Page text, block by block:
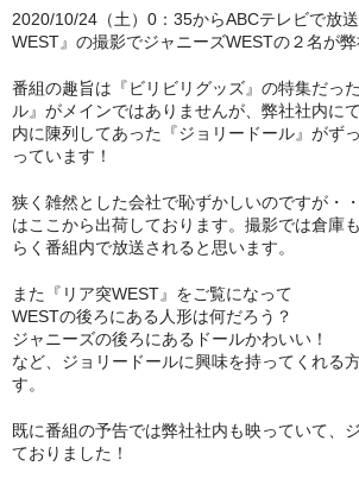
2020/10/24（土）0：35からABCテレビで放
WEST』の撮影でジャニーズWESTの２名が弊
番組の趣旨は『ビリビリグッズ』の特集だっ
ル』がメインではありませんが、弊社社内に
内に陳列してあった『ジョリードール』がず
っています！
狭く雑然とした会社で恥ずかしいのですが・
はここから出荷しております。撮影では倉庫
らく番組内で放送されると思います。
また『リア突WEST』をご覧になって
WESTの後ろにある人形は何だろう？
ジャニーズの後ろにあるドールかわいい！
など、ジョリードールに興味を持ってくれる
す。
既に番組の予告では弊社社内も映っていて、
ておりました！